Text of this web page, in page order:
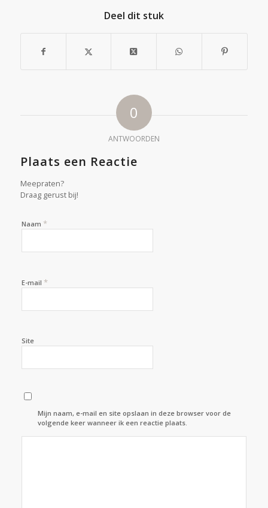
Deel dit stuk
0
ANTWOORDEN
Plaats een Reactie
Meepraten?
Draag gerust bij!
Naam *
E-mail *
Site
Mijn naam, e-mail en site opslaan in deze browser voor de
volgende keer wanneer ik een reactie plaats.